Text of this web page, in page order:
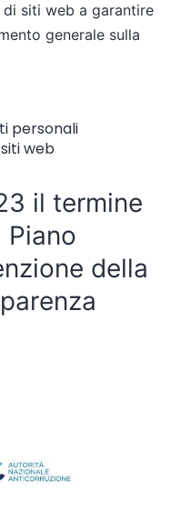
siti web a garantire
generale sulla
personali
siti web
il termine
Piano
della